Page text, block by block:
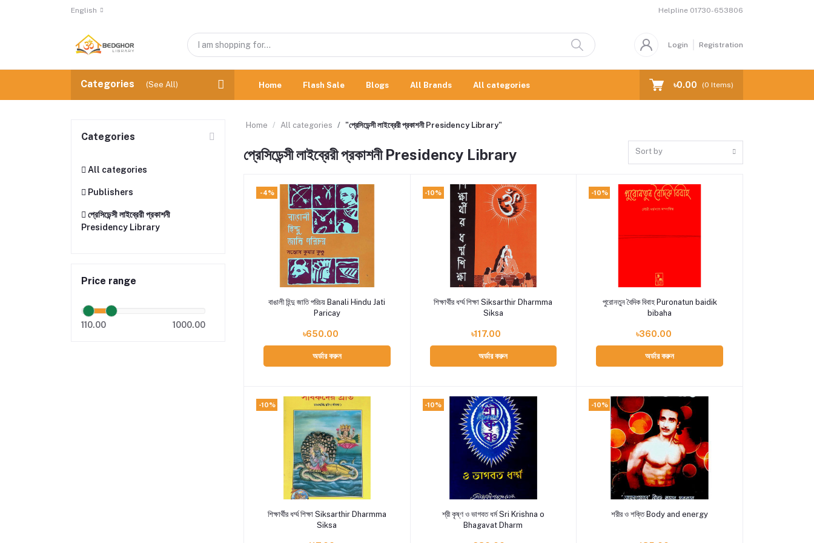
English Helpline 01730-653806
Login Registration
Categories (See All) Home Flash Sale Blogs All Brands All categories ৳0.00 (0 Items)
Categories
All categories
Publishers
প্রেসিডেন্সী লাইব্রেরী প্রকাশনী
Presidency Library
Price range
110.00 1000.00
Home All categories "প্রেসিডেন্সী লাইব্রেরী প্রকাশনী Presidency Library"
প্রেসিডেন্সী লাইব্রেরী প্রকাশনী Presidency Library Sort by
-4%
Add to cart
বাঙালী হিন্দু জাতি পরিচয় Banali Hindu Jati
Paricay
৳650.00
অর্ডার করুন
-10%
Add to cart
শিক্ষার্থীর ধর্ম্ম শিক্ষা Siksarthir Dharmma
Siksa
৳117.00
অর্ডার করুন
-10%
Add to cart
পুরোনতুন বৈদিক বিবাহ Puronatun baidik
bibaha
৳360.00
অর্ডার করুন
-10%
Add to cart
শিক্ষার্থীর ধর্ম্ম শিক্ষা Siksarthir Dharmma
Siksa
-10%
Add to cart
শ্রী কৃষ্ণ ও ভাগবত ধর্ম Sri Krishna o
Bhagavat Dharm
-10%
Add to cart
শরীর ও শক্তি Body and energy